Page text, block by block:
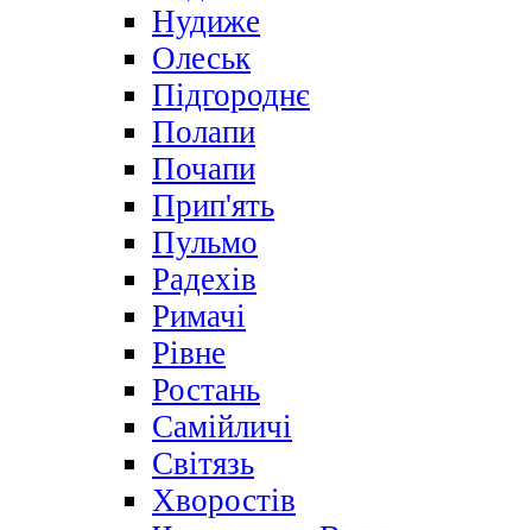
Нудиже
Олеськ
Підгороднє
Полапи
Почапи
Прип'ять
Пульмо
Радехів
Римачі
Рівне
Ростань
Самійличі
Світязь
Хворостів